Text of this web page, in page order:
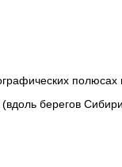
полюсах
берегов